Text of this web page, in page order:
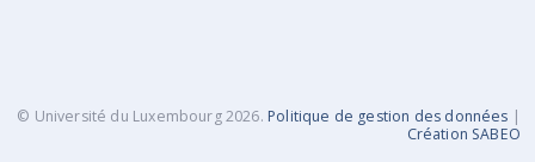
© Université du Luxembourg2026. Politique de gestion des données |
Création SABEO